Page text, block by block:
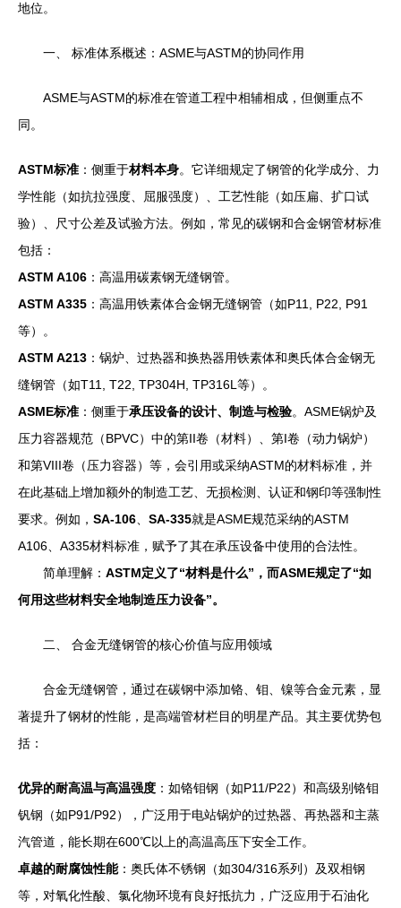
地位。
一、 标准体系概述：ASME与ASTM的协同作用
ASME与ASTM的标准在管道工程中相辅相成，但侧重点不
同。
ASTM标准 ：侧重于材料本身。它详细规定了钢管的化学成分、力
学性能（如抗拉强度、屈服强度）、工艺性能（如压扁、扩口试
验）、尺寸公差及试验方法。例如，常见的碳钢和合金钢管材标准
包括：
ASTM A106 ：高温用碳素钢无缝钢管。
ASTM A335 ：高温用铁素体合金钢无缝钢管（如P11, P22, P91
等）。
ASTM A213 ：锅炉、过热器和换热器用铁素体和奥氏体合金钢无
缝钢管（如T11, T22, TP304H, TP316L等）。
ASME标准 ：侧重于承压设备的设计、制造与检验。ASME锅炉及
压力容器规范（BPVC）中的第II卷（材料）、第I卷（动力锅炉）
和第VIII卷（压力容器）等，会引用或采纳ASTM的材料标准，并
在此基础上增加额外的制造工艺、无损检测、认证和钢印等强制性
要求。例如， SA-106 SA-335就是ASME规范采纳的ASTM
A106、A335材料标准，赋予了其在承压设备中使用的合法性。
简单理解： ASTM定义了“材料是什么”，而ASME规定了“如
何用这些材料安全地制造压力设备”。
二、 合金无缝钢管的核心价值与应用领域
合金无缝钢管，通过在碳钢中添加铬、钼、镍等合金元素，显
著提升了钢材的性能，是高端管材栏目的明星产品。其主要优势包
括：
优异的耐高温与高温强度 ：如铬钼钢（如P11/P22）和高级别铬钼
钒钢（如P91/P92），广泛用于电站锅炉的过热器、再热器和主蒸
汽管道，能长期在600℃以上的高温高压下安全工作。
卓越的耐腐蚀性能：奥氏体不锈钢（如304/316系列）及双相钢
等，对氧化性酸、氯化物环境有良好抵抗力，广泛应用于石油化